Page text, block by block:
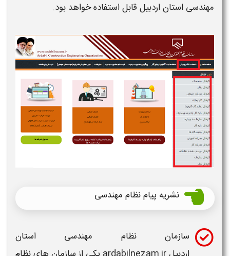
مهندسی استان اردبیل قابل استفاده خواهد بود.
نشریه پیام نظام مهندسی
سازمان نظام مهندسی استان